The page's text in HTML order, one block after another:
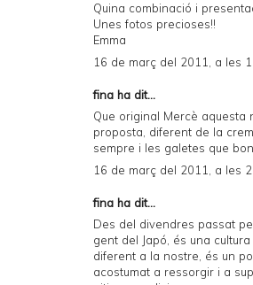
Quina combinació i
Unes fotos precioses!!
Emma
16 de març del 2011, a les
fina ha dit...
Que original Mercè aquesta
proposta, diferent de la
sempre i les galetes que
16 de març del 2011, a les
fina ha dit...
Des del divendres passat
gent del Japó, és una
diferent a la nostre, és un
acostumat a ressorgir i a